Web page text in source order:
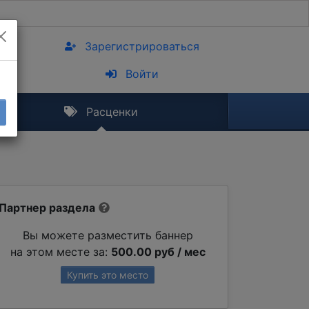
Зарегистрироваться
Войти
Расценки
Партнер раздела
Вы можете разместить баннер
на этом месте за: 500.00 руб / мес
Купить это место